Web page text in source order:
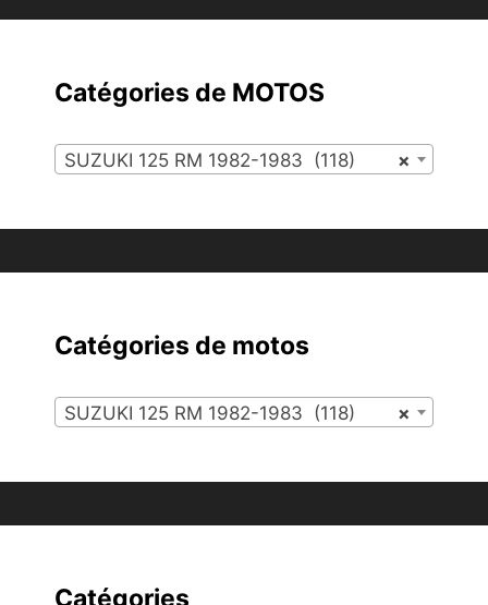
Catégories de MOTOS
×
SUZUKI 125 RM 1982-1983 (118)
Catégories de motos
×
SUZUKI 125 RM 1982-1983 (118)
Catégories